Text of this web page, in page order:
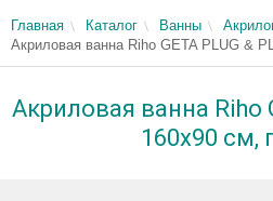
Главная Каталог Ванны
Акриловая ванна Riho GETA PLUG &
Акриловая ванна Riho
160x90 см,